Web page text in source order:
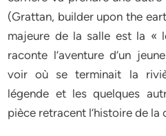
(Grattan, builder upon the
majeure de la salle est la «
raconte l’aventure d’un
voir où se terminait la
légende et les quelques
pièce retracent l’histoire de